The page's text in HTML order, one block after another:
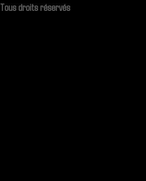
Tous droits réservés